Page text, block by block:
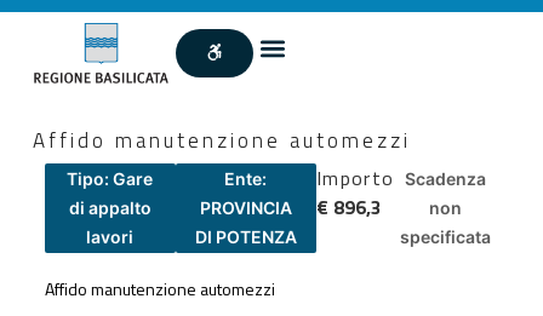
Affido manutenzione automezzi
Tipo: Gare
di appalto
lavori
Ente:
PROVINCIA
DI POTENZA
Importo
€ 896,3
Scadenza
non
specificata
Affido manutenzione automezzi